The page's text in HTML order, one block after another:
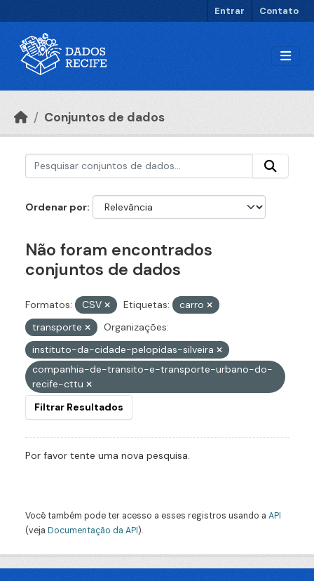
Entrar Contato
Conjuntos de dados
Ordenar por
Não foram encontrados
conjuntos de dados
Formatos: CSV Etiquetas:
carro
transporte
Organizações:
instituto-da-cidade-pelopidas-silveira
companhia-de-transito-e-transporte-urbano-do-
recife-cttu
Filtrar Resultados
Por favor tente uma nova pesquisa.
Você também pode ter acesso a esses registros usando a API
(veja Documentação da API).